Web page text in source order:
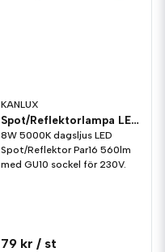
KANLUX
Spot/Reflektorlampa LED 560lm GU10 5000K
8W 5000K dagsljus LED
Spot/Reflektor Par16 560lm
med GU10 sockel för 230V.
79 kr / st